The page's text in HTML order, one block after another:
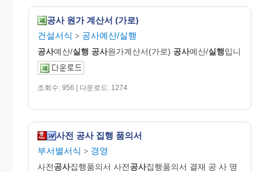
공사 원가 계산서 (가로)
건설서식 > 공사예산/실행
공사예산/실행 공사원가계산서(가로) 공사예산/실행입니
조회수: 956 | 다운로드: 1274
사전 공사 집행 품의서
부서별서식 > 경영
사전공사집행품의서 사전공사집행품의서 결재 공 사 명